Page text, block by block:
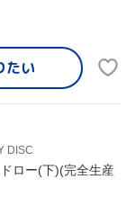
たい
DISC
ロー(下)(完全生産